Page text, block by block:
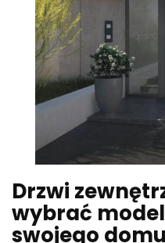
Drzwi
wybrać
swojego